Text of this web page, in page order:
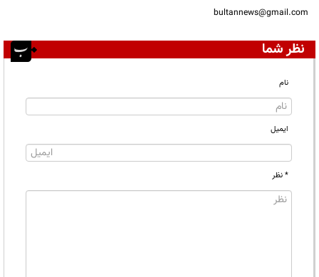
bultannews@gmail.com
نظر شما
نام
ایمیل
* نظر